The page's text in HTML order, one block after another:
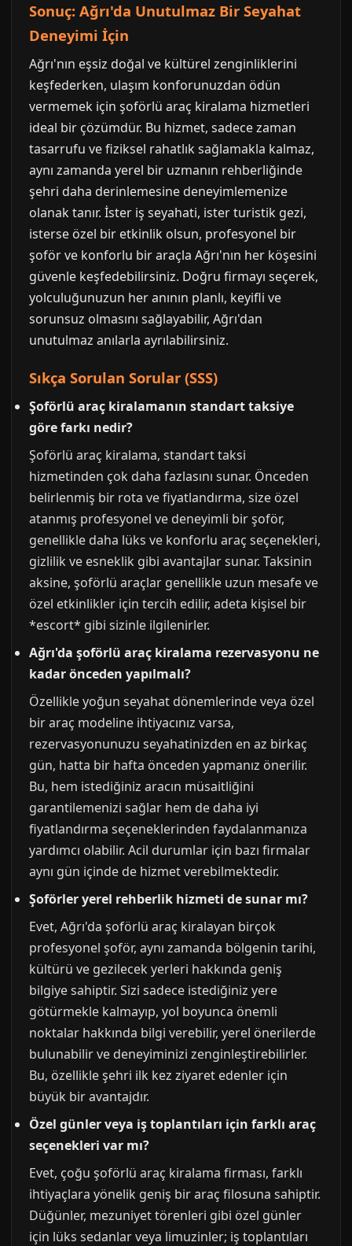
Sonuç: Ağrı'da Unutulmaz Bir Seyahat
Deneyimi İçin
Ağrı'nın eşsiz doğal ve kültürel zenginliklerini
keşfederken, ulaşım konforunuzdan ödün
vermemek için şoförlü araç kiralama hizmetleri
ideal bir çözümdür. Bu hizmet, sadece zaman
tasarrufu ve fiziksel rahatlık sağlamakla kalmaz,
aynı zamanda yerel bir uzmanın rehberliğinde
şehri daha derinlemesine deneyimlemenize
olanak tanır. İster iş seyahati, ister turistik gezi,
isterse özel bir etkinlik olsun, profesyonel bir
şoför ve konforlu bir araçla Ağrı'nın her köşesini
güvenle keşfedebilirsiniz. Doğru firmayı seçerek,
yolculuğunuzun her anının planlı, keyifli ve
sorunsuz olmasını sağlayabilir, Ağrı'dan
unutulmaz anılarla ayrılabilirsiniz.
Sıkça Sorulan Sorular (SSS)
Şoförlü araç kiralamanın standart taksiye
göre farkı nedir?
Şoförlü araç kiralama, standart taksi
hizmetinden çok daha fazlasını sunar. Önceden
belirlenmiş bir rota ve fiyatlandırma, size özel
atanmış profesyonel ve deneyimli bir şoför,
genellikle daha lüks ve konforlu araç seçenekleri,
gizlilik ve esneklik gibi avantajlar sunar. Taksinin
aksine, şoförlü araçlar genellikle uzun mesafe ve
özel etkinlikler için tercih edilir, adeta kişisel bir
*escort* gibi sizinle ilgilenirler.
Ağrı'da şoförlü araç kiralama rezervasyonu ne
kadar önceden yapılmalı?
Özellikle yoğun seyahat dönemlerinde veya özel
bir araç modeline ihtiyacınız varsa,
rezervasyonunuzu seyahatinizden en az birkaç
gün, hatta bir hafta önceden yapmanız önerilir.
Bu, hem istediğiniz aracın müsaitliğini
garantilemenizi sağlar hem de daha iyi
fiyatlandırma seçeneklerinden faydalanmanıza
yardımcı olabilir. Acil durumlar için bazı firmalar
aynı gün içinde de hizmet verebilmektedir.
Şoförler yerel rehberlik hizmeti de sunar mı?
Evet, Ağrı'da şoförlü araç kiralayan birçok
profesyonel şoför, aynı zamanda bölgenin tarihi,
kültürü ve gezilecek yerleri hakkında geniş
bilgiye sahiptir. Sizi sadece istediğiniz yere
götürmekle kalmayıp, yol boyunca önemli
noktalar hakkında bilgi verebilir, yerel önerilerde
bulunabilir ve deneyiminizi zenginleştirebilirler.
Bu, özellikle şehri ilk kez ziyaret edenler için
büyük bir avantajdır.
Özel günler veya iş toplantıları için farklı araç
seçenekleri var mı?
Evet, çoğu şoförlü araç kiralama firması, farklı
ihtiyaçlara yönelik geniş bir araç filosuna sahiptir.
Düğünler, mezuniyet törenleri gibi özel günler
için lüks sedanlar veya limuzinler; iş toplantıları